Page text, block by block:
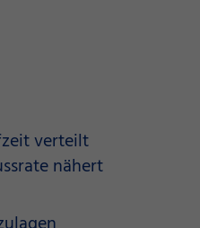
verteilt
nähert